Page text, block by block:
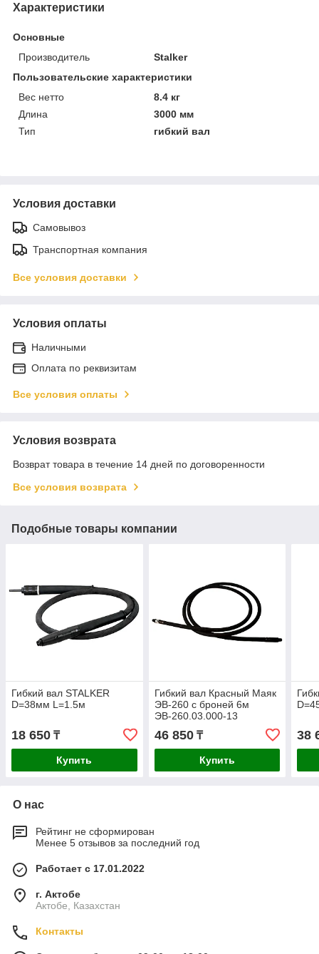
Характеристики
Основные
Производитель
Stalker
Пользовательские характеристики
Вес нетто
8.4 кг
Длина
3000 мм
Тип
гибкий вал
Условия доставки
Самовывоз
Транспортная компания
Все условия доставки
Условия оплаты
Наличными
Оплата по реквизитам
Все условия оплаты
Условия возврата
Возврат товара в течение 14 дней по договоренности
Все условия возврата
Подобные товары компании
Гибкий вал STALKER
D=38мм L=1.5м
18 650 ₸
Купить
Гибкий вал Красный Маяк
ЭВ-260 с броней 6м
ЭВ-260.03.000-13
46 850₸
Купить
38
О нас
Рейтинг не сформирован
Менее 5 отзывов за последний год
Работает с 17.01.2022
г. Актобе
Актобе, Казахстан
Контакты